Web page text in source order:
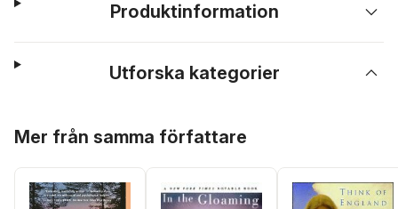
Produktinformation
Utforska kategorier
Mer från samma författare